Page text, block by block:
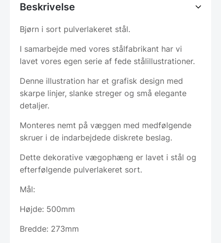
Beskrivelse
Bjørn i sort pulverlakeret stål.
I samarbejde med vores stålfabrikant har vi
lavet vores egen serie af fede stålillustrationer.
Denne illustration har et grafisk design med
skarpe linjer, slanke streger og små elegante
detaljer.
Monteres nemt på væggen med medfølgende
skruer i de indarbejdede diskrete beslag.
Dette dekorative vægophæng er lavet i stål og
efterfølgende pulverlakeret sort.
Mål:
Højde: 500mm
Bredde: 273mm